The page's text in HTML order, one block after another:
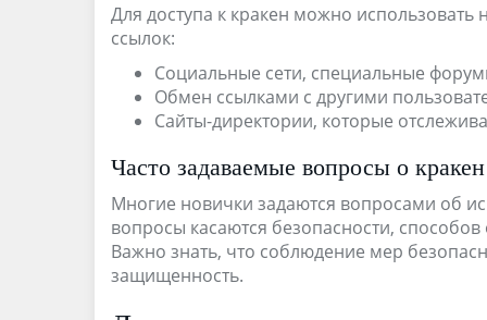
Для доступа к кракен можно использовать
ссылок:
Социальные сети, специальные
Обмен ссылками с другими
Сайты-директории, которые
Часто задаваемые вопросы о кракен
Многие новички задаются вопросами об
вопросы касаются безопасности,
Важно знать, что соблюдение мер
защищенность.